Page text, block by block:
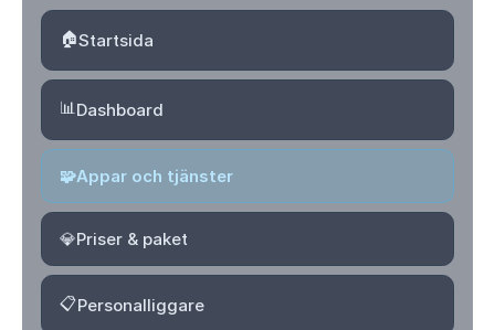
🏠Startsida
📊Dashboard
🧩Appar och tjänster
💎Priser & paket
📋Personalliggare